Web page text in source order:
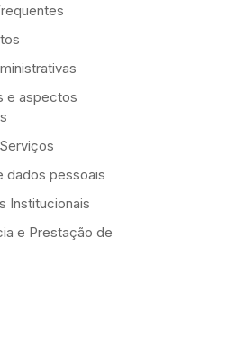
e aspectos
dados pessoais
Institucionais
e Prestação de